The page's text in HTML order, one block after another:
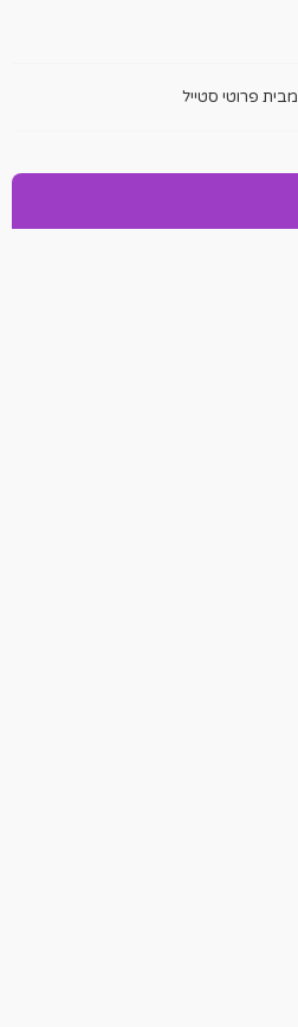
פרוטי סטייל